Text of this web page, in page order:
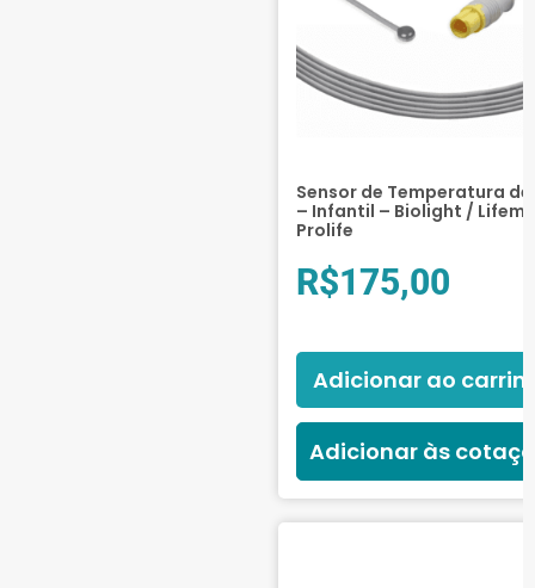
Sensor de Temperatura de
– Infantil – Biolight /
Prolife
R$175,00
Adicionar ao
Adicionar às